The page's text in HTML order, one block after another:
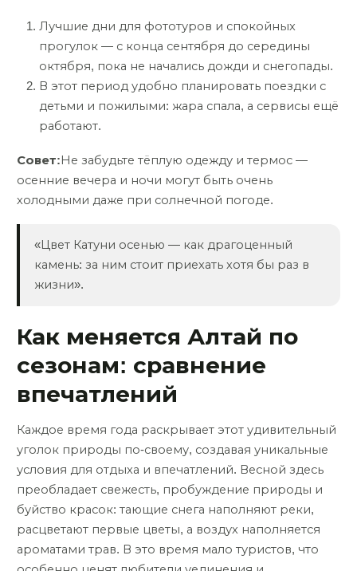
Лучшие дни для фототуров и спокойных
прогулок — с конца сентября до середины
октября, пока не начались дожди и снегопады.
В этот период удобно планировать поездки с
детьми и пожилыми: жара спала, а сервисы ещё
работают.
Совет: Не забудьте тёплую одежду и термос —
осенние вечера и ночи могут быть очень
холодными даже при солнечной погоде.
«Цвет Катуни осенью — как драгоценный
камень: за ним стоит приехать хотя бы раз в
жизни».
Как меняется Алтай по
сезонам: сравнение
впечатлений
Каждое время года раскрывает этот удивительный
уголок природы по-своему, создавая уникальные
условия для отдыха и впечатлений. Весной здесь
преобладает свежесть, пробуждение природы и
буйство красок: тающие снега наполняют реки,
расцветают первые цветы, а воздух наполняется
ароматами трав. В это время мало туристов, что